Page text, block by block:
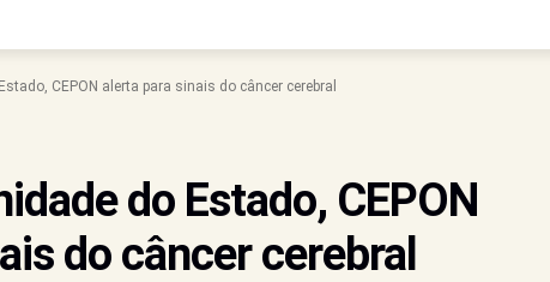
CEPON alerta para sinais do câncer cerebral
do Estado, CEPON
do câncer cerebral